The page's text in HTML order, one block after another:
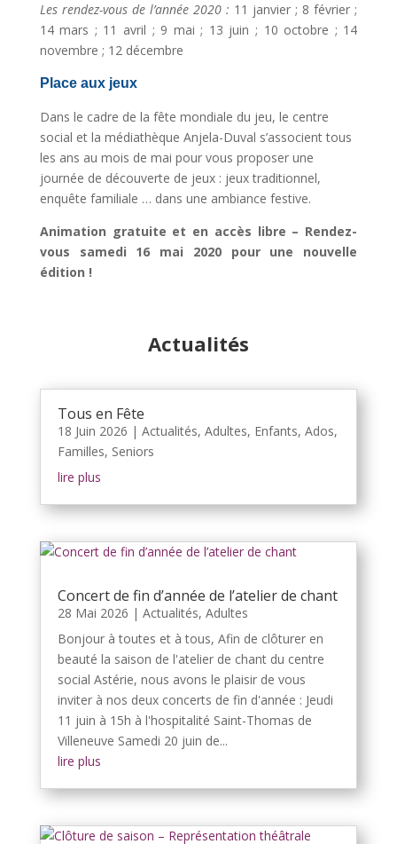
Les rendez-vous de l’année 2020 : 11 janvier ; 8 février ;
14 mars ; 11 avril ; 9 mai ; 13 juin ; 10 octobre ; 14
novembre ; 12 décembre
Place aux jeux
Dans le cadre de la fête mondiale du jeu, le centre
social et la médiathèque Anjela-Duval s’associent tous
les ans au mois de mai pour vous proposer une
journée de découverte de jeux : jeux traditionnel,
enquête familiale … dans une ambiance festive.
Animation gratuite et en accès libre – Rendez-
vous samedi 16 mai 2020 pour une nouvelle
édition !
Actualités
Tous en Fête
18 Juin 2026 | Actualités, Adultes, Enfants, Ados,
Familles, Seniors
lire plus
Concert de fin d’année de l’atelier de chant
28 Mai 2026 | Actualités, Adultes
Bonjour à toutes et à tous, Afin de clôturer en
beauté la saison de l'atelier de chant du centre
social Astérie, nous avons le plaisir de vous
inviter à nos deux concerts de fin d'année : Jeudi
11 juin à 15h à l'hospitalité Saint-Thomas de
Villeneuve Samedi 20 juin de...
lire plus